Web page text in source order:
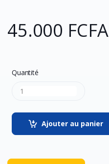
45.000 FCFA
Quantité
Ajouter au panier